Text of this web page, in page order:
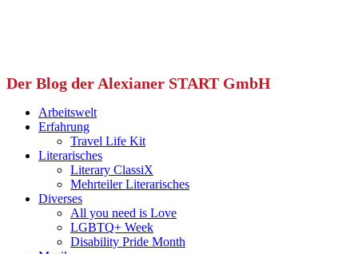
Der Blog der Alexianer START GmbH
Arbeitswelt
Erfahrung
Travel Life Kit
Literarisches
Literary ClassiX
Mehrteiler Literarisches
Diverses
All you need is Love
LGBTQ+ Week
Disability Pride Month